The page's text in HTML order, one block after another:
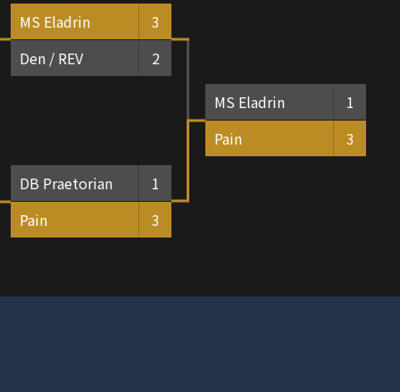
MS Eladrin
3
Den / REV
2
DB Praetorian
1
Pain
3
MS Eladrin
1
Pain
3